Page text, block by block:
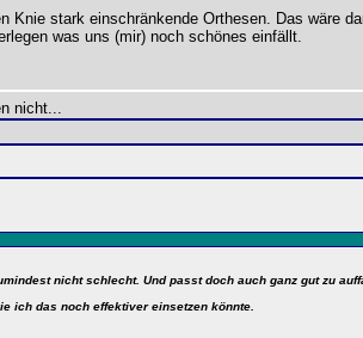
Knie stark einschränkende Orthesen. Das wäre
was uns (mir) noch schönes einfällt.
nicht...
nicht schlecht. Und passt doch auch ganz gut zu
ich das noch effektiver einsetzen könnte.